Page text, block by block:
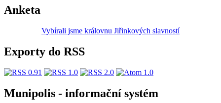
Anketa
Vybírali jsme královnu Jiřinkových slavností
Exporty do RSS
Munipolis - informační systém